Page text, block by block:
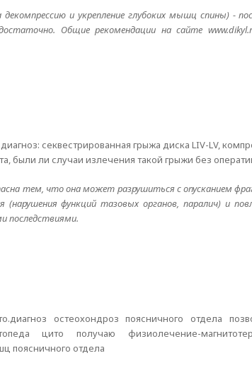
и укрепление глубоких мышц спины) -
Общие рекомендации на сайте
секвестрированная грыжа диска LIV-LV,
были ли случаи излечения такой грыжи без
тем, что она может разрушиться с опусканием
функций тазовых органов, паралич) и
последствиями.
остеохондроз поясничного отдела
цито получаю физиолечение-
поясничного отдела